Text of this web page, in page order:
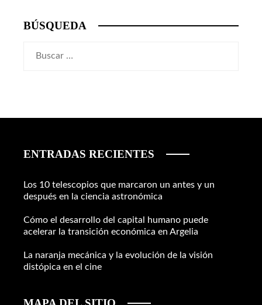
BÚSQUEDA
ENTRADAS RECIENTES
Los 10 telescopios que marcaron un antes y un
después en la ciencia astronómica
Cómo el desarrollo del capital humano puede
acelerar la transición económica en Argelia
La naranja mecánica y la evolución de la visión
distópica en el cine